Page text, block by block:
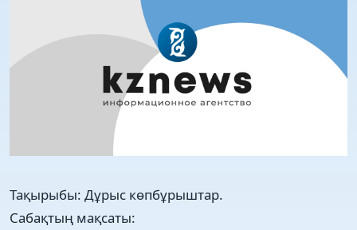
Тақырыбы: Дұрыс көпбұрыштар.
Сабақтың мақсаты: